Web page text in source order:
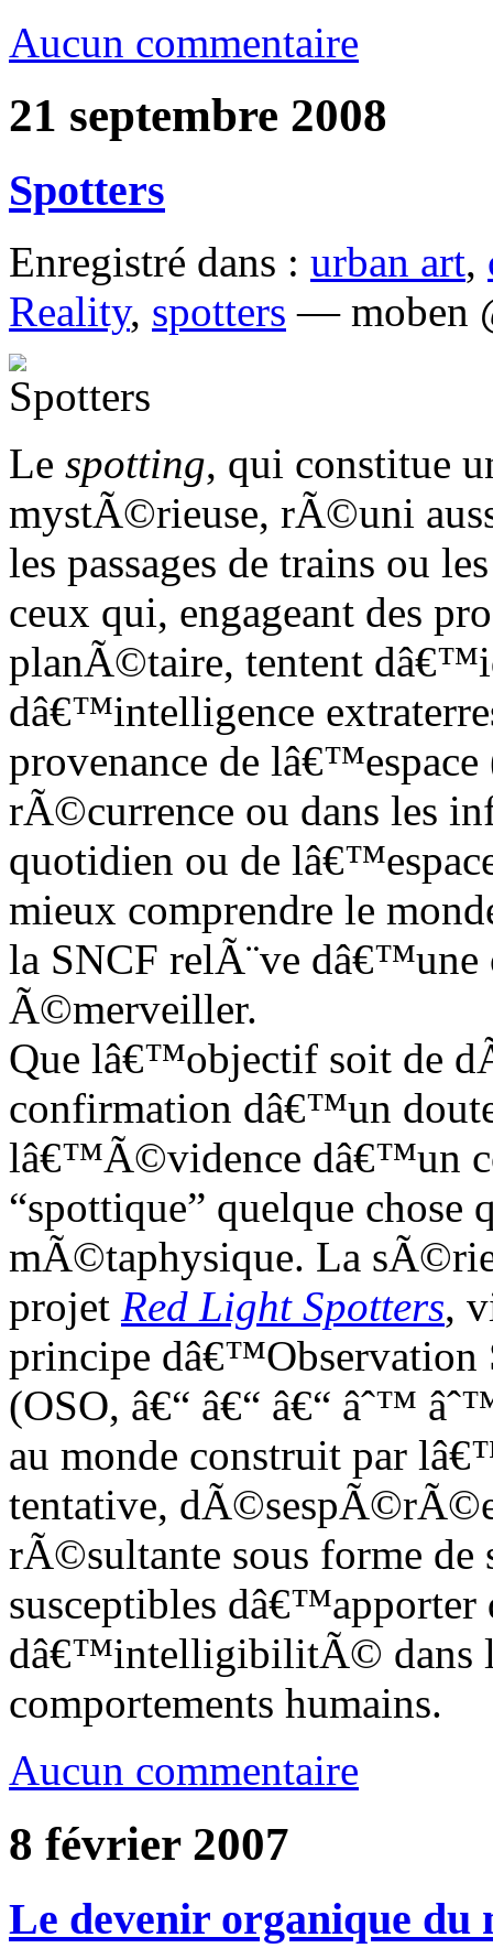
Aucun commentaire
21 septembre 2008
Spotters
Enregistré dans : urban art,
Reality, spotters — moben
Le spotting, qui constitue
mystÃ©rieuse, rÃ©uni
les passages de trains ou
ceux qui, engageant des
planÃ©taire, tentent
dâ€™intelligence
provenance de
rÃ©currence ou dans les
quotidien ou de
mieux comprendre le
la SNCF relÃ¨ve dâ€™une
Ã©merveiller.
Que lâ€™objectif soit de
confirmation dâ€™un
lâ€™Ã©vidence dâ€™un
“spottique” quelque chose
mÃ©taphysique. La
projet Red Light Spotters,
principe
(OSO, â€“ â€“ â€“ âˆ™
au monde construit par
tentative,
rÃ©sultante sous forme de
susceptibles
dâ€™intelligibilitÃ© dans la
comportements humains.
Aucun commentaire
8 février 2007
Le devenir organique du